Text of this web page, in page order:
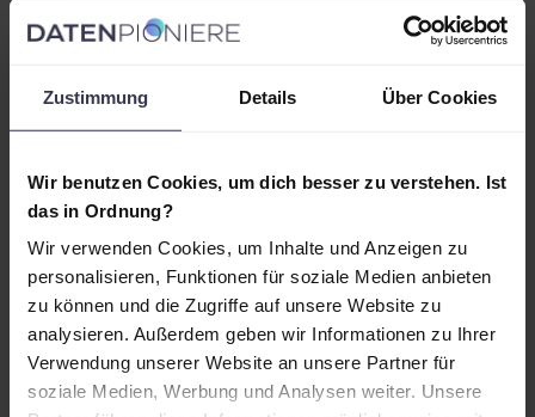
Zustimmung Details Über Cookies
Wir benutzen Cookies, um dich besser zu verstehen. Ist
das in Ordnung?
Wir verwenden Cookies, um Inhalte und Anzeigen zu
personalisieren, Funktionen für soziale Medien anbieten
zu können und die Zugriffe auf unsere Website zu
analysieren. Außerdem geben wir Informationen zu Ihrer
Verwendung unserer Website an unsere Partner für
soziale Medien, Werbung und Analysen weiter. Unsere
So startest du pragmatisch (ohne KPI-
Theater)
Ein guter Start ist kein Big-Bang, sondern eine
klare Priorisierung. Setze zuerst ein Management-
Faktura, offene Posten, Produktmenge vs.
Planmenge). Danach ergänzt du gezielt Drilldowns
und eine zweite Ebene für Prozesse (Fälligkeiten,
Überfälligkeiten, Genehmigungsquoten bei
Kostenvoranschlägen).
Wichtig: Jede KPI bekommt einen Owner
(Fachlichkeit) und eine feste Definition. So